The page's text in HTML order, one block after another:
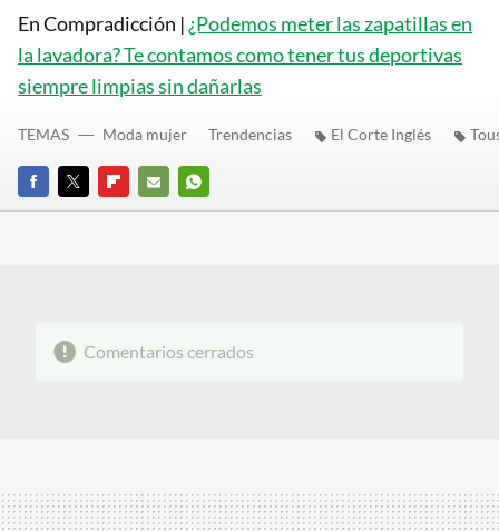
En Compradicción | ¿Podemos meter las zapatillas en
la lavadora? Te contamos como tener tus deportivas
siempre limpias sin dañarlas
FACEBOOK
TWITTERFLIPBOARD
E-
WHATSAPP
TEMAS Moda mujer Trendencias El Corte Inglés
Comentarios cerrados